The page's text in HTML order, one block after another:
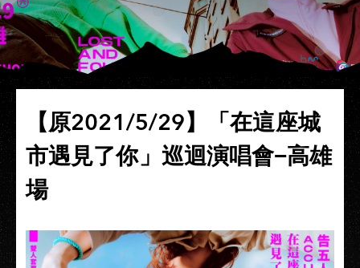
【原2021/5/29】「在這座城
市遇見了你」巡迴演唱會−高雄
場